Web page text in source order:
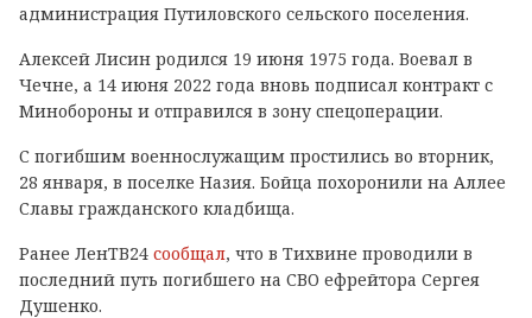
администрация Путиловского сельского поселения.
Алексей Лисин родился 19 июня 1975 года. Воевал в
Чечне, а 14 июня 2022 года вновь подписал контракт с
Минобороны и отправился в зону спецоперации.
С погибшим военнослужащим простились во вторник,
28 января, в поселке Назия. Бойца похоронили на Аллее
Славы гражданского кладбища.
Ранее ЛенТВ24 сообщал, что в Тихвине проводили в
последний путь погибшего на СВО ефрейтора Сергея
Душенко.